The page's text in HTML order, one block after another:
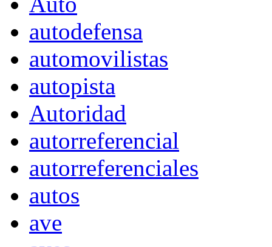
autodefensa
automovilistas
autopista
Autoridad
autorreferencial
autorreferenciales
autos
ave